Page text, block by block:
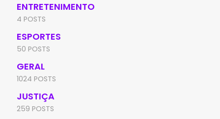
ENTRETENIMENTO
4 POSTS
ESPORTES
50 POSTS
GERAL
1024 POSTS
JUSTIÇA
259 POSTS